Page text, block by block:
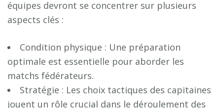
équipes devront se concentrer sur plusieurs
aspects clés :
Condition physique : Une préparation
optimale est essentielle pour aborder les
matchs fédérateurs.
Stratégie : Les choix tactiques des capitaines
jouent un rôle crucial dans le déroulement des